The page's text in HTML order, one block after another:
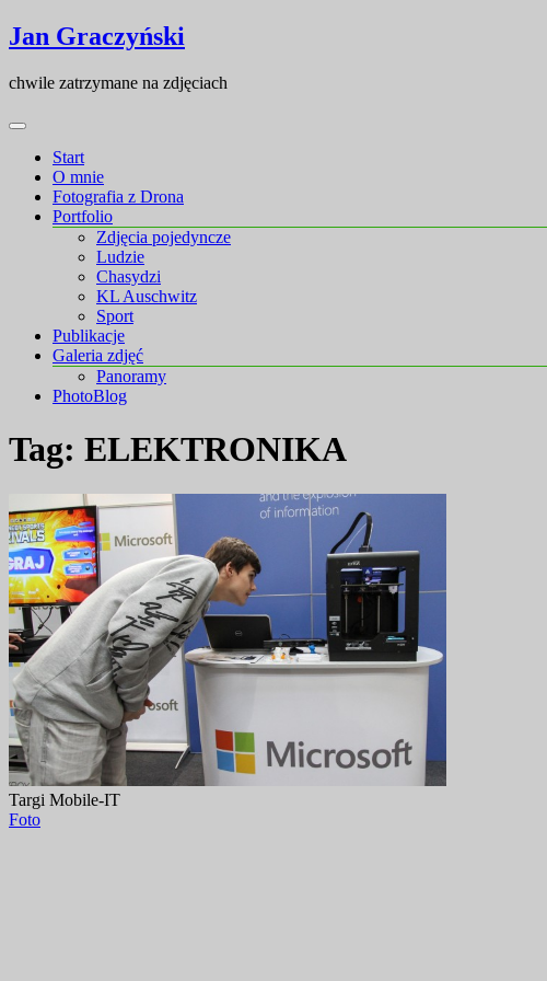
Skip
to
Skip
to
Jan Graczyński
chwile zatrzymane na zdjęciach
Start
O mnie
Fotografia z Drona
Portfolio
Zdjęcia pojedyncze
Ludzie
Chasydzi
KL Auschwitz
Sport
Publikacje
Galeria zdjęć
Panoramy
PhotoBlog
Tag: ELEKTRONIKA
Targi Mobile-IT
Foto